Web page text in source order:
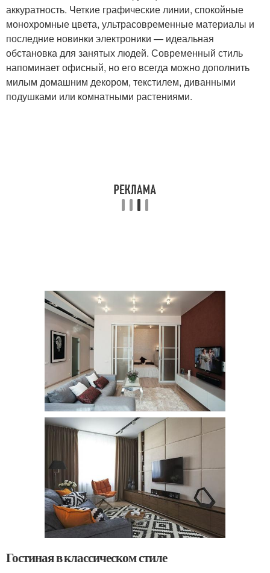
аккуратность. Четкие графические линии, спокойные
монохромные цвета, ультрасовременные материалы и
последние новинки электроники — идеальная
обстановка для занятых людей. Современный стиль
напоминает офисный, но его всегда можно дополнить
милым домашним декором, текстилем, диванными
подушками или комнатными растениями.
Гостиная в классическом стиле